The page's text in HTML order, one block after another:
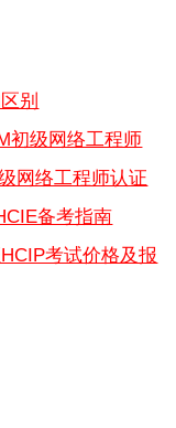
别
初级网络工程师
网络工程师认证
备考指南
考试价格及报